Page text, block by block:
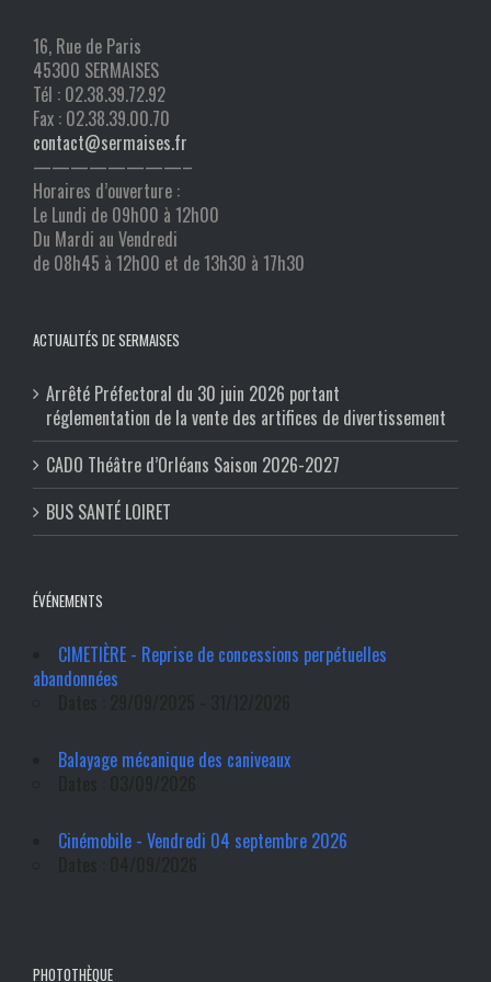
16, Rue de Paris
45300 SERMAISES
Tél : 02.38.39.72.92
Fax : 02.38.39.00.70
contact@sermaises.fr
————————–
Horaires d’ouverture :
Le Lundi de 09h00 à 12h00
Du Mardi au Vendredi
de 08h45 à 12h00 et de 13h30 à 17h30
ACTUALITÉS DE SERMAISES
Arrêté Préfectoral du 30 juin 2026 portant
réglementation de la vente des artifices de divertissement
CADO Théâtre d’Orléans Saison 2026-2027
BUS SANTÉ LOIRET
ÉVÉNEMENTS
CIMETIÈRE - Reprise de concessions perpétuelles
abandonnées
Balayage mécanique des caniveaux
Cinémobile - Vendredi 04 septembre 2026
PHOTOTHÈQUE